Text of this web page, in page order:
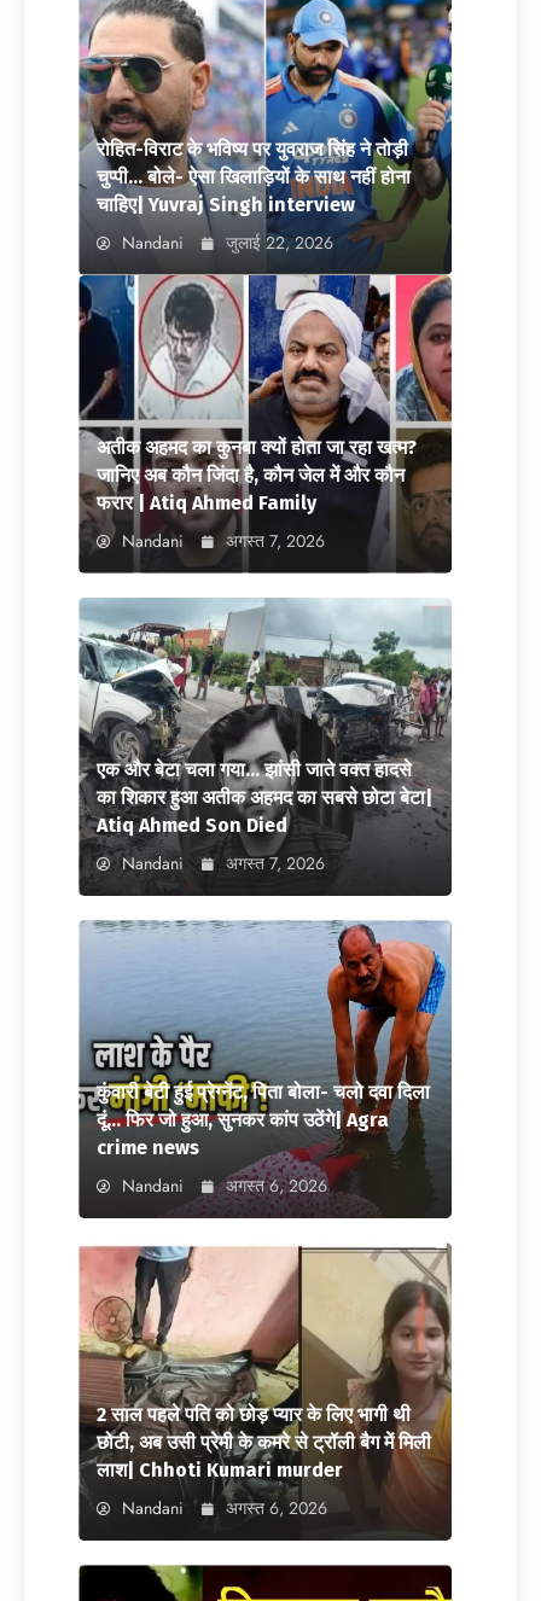
रोहित-विराट के भविष्य पर युवराज सिंह ने तोड़ी
चुप्पी… बोले- ऐसा खिलाड़ियों के साथ नहीं होना
चाहिए| Yuvraj Singh interview
Nandani जुलाई 22, 2026
अतीक अहमद का कुनबा क्यों होता जा रहा खत्म?
जानिए अब कौन जिंदा है, कौन जेल में और कौन
फरार | Atiq Ahmed Family
Nandani अगस्त 7, 2026
एक और बेटा चला गया… झांसी जाते वक्त हादसे
का शिकार हुआ अतीक अहमद का सबसे छोटा बेटा|
Atiq Ahmed Son Died
Nandani अगस्त 7, 2026
कुंवारी बेटी हुई प्रेग्नेंट, पिता बोला- चलो दवा दिला
दूं… फिर जो हुआ, सुनकर कांप उठेंगे| Agra
crime news
Nandani अगस्त 6, 2026
2 साल पहले पति को छोड़ प्यार के लिए भागी थी
छोटी, अब उसी प्रेमी के कमरे से ट्रॉली बैग में मिली
लाश| Chhoti Kumari murder
Nandani अगस्त 6, 2026